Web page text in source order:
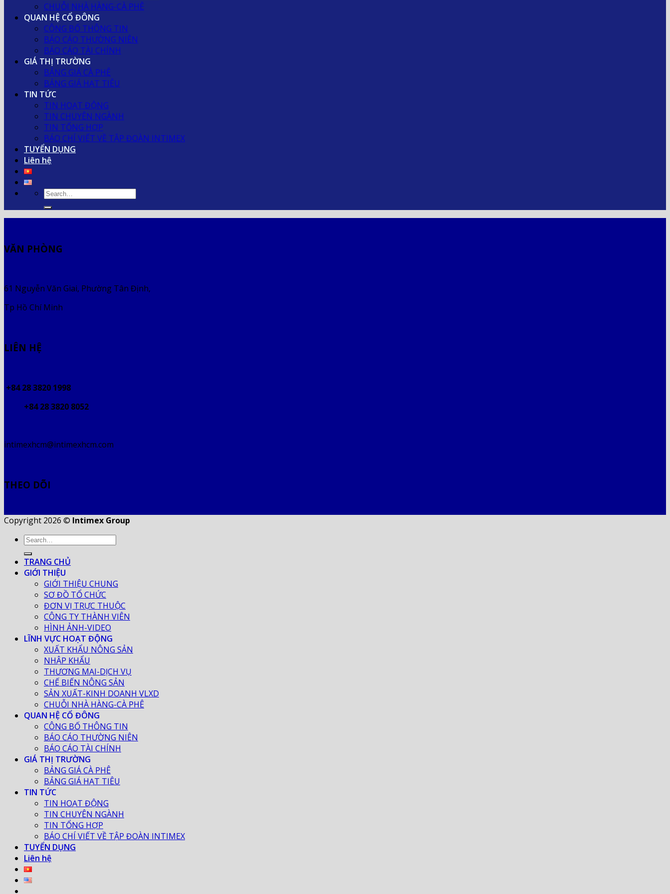
CHUỖI NHÀ HÀNG-CÀ PHÊ
QUAN HỆ CỔ ĐÔNG
CÔNG BỐ THÔNG TIN
BÁO CÁO THƯỜNG NIÊN
BÁO CÁO TÀI CHÍNH
GIÁ THỊ TRƯỜNG
BẢNG GIÁ CÀ PHÊ
BẢNG GIÁ HẠT TIÊU
TIN TỨC
TIN HOẠT ĐỘNG
TIN CHUYÊN NGÀNH
TIN TỔNG HỢP
BÁO CHÍ VIẾT VỀ TẬP ĐOÀN INTIMEX
TUYỂN DỤNG
Liên hệ
VĂN PHÒNG
61 Nguyễn Văn Giai, Phường Tân Định,
Tp Hồ Chí Minh
LIÊN HỆ
+84 28 3820 1998
+84 28 3820 8052
intimexhcm@intimexhcm.com
THEO DÕI
Copyright 2026 © Intimex Group
TRANG CHỦ
GIỚI THIỆU
GIỚI THIỆU CHUNG
SƠ ĐỒ TỔ CHỨC
ĐƠN VỊ TRỰC THUỘC
CÔNG TY THÀNH VIÊN
HÌNH ẢNH-VIDEO
LĨNH VỰC HOẠT ĐỘNG
XUẤT KHẨU NÔNG SẢN
NHẬP KHẨU
THƯƠNG MẠI-DỊCH VỤ
CHẾ BIẾN NÔNG SẢN
SẢN XUẤT-KINH DOANH VLXD
CHUỖI NHÀ HÀNG-CÀ PHÊ
QUAN HỆ CỔ ĐÔNG
CÔNG BỐ THÔNG TIN
BÁO CÁO THƯỜNG NIÊN
BÁO CÁO TÀI CHÍNH
GIÁ THỊ TRƯỜNG
BẢNG GIÁ CÀ PHÊ
BẢNG GIÁ HẠT TIÊU
TIN TỨC
TIN HOẠT ĐỘNG
TIN CHUYÊN NGÀNH
TIN TỔNG HỢP
BÁO CHÍ VIẾT VỀ TẬP ĐOÀN INTIMEX
TUYỂN DỤNG
Liên hệ